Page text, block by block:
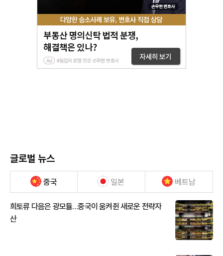
글로벌 뉴스
중국 일본 베트남
희토류 다음은 광모듈…중국이 움켜쥔 새로운 전략자
산